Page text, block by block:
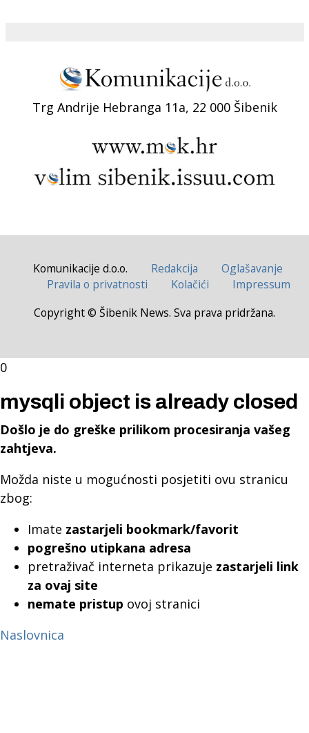
Trg Andrije Hebranga 11a, 22 000 Šibenik
Komunikacije d.o.o. Redakcija
Oglašavanje
Pravila o privatnosti
Kolačići
Impressum
Copyright © Šibenik News. Sva prava pridržana.
0
mysqli object is already closed
Došlo je do greške prilikom procesiranja vašeg
zahtjeva.
Možda niste u mogućnosti posjetiti ovu stranicu
zbog:
Imate zastarjeli bookmark/favorit
pogrešno utipkana adresa
pretraživač interneta prikazuje zastarjeli link
za ovaj site
nemate pristup ovoj stranici
Naslovnica